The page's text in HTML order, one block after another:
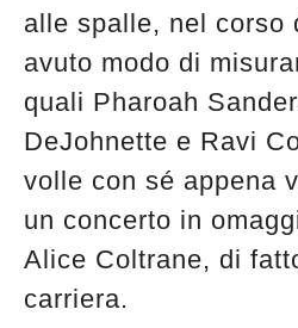
alle spalle, nel corso
avuto modo di
quali Pharoah
DeJohnette e Ravi
volle con sé appena
un concerto in
Alice Coltrane, di
carriera.